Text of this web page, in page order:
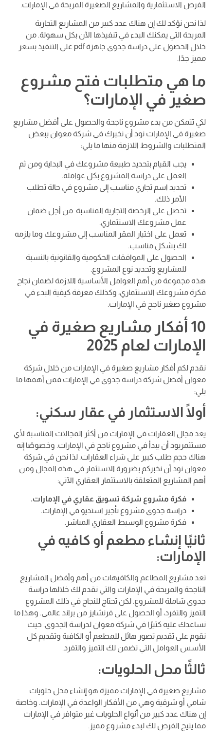
الفرص الاستثمارية والمشاريع الصغيرة المربحة في الإمارات.
لذا نحن نؤكد لك إن هناك عدد كبير من المشاريع التجارية
المربحة التي يمكنك البدء في تنفيذها الآن بكل سهولة. من
خلال الحصول على دراسة جدوى جاهزة pdf على التنفيذ بسعر
مميز جدًا.
ما هي متطلبات فتح مشروع
صغير في الإمارات؟
لكي تتمكن من بدء مشروع ناجحة والحصول على أفضل مشاريع
صغيرة في الإمارات نود أن نخبرك في شركة معوان ببعض
المتطلبات والشروط اللازمة منها ما يلي:
يجب القيام بتحديد طبيعة مشروعك في البداية ومن ثم
العمل على دراسة المشروع بكل عوامله.
تحديد اسم تجاري مناسب إلى مشروع في حالة تطلب
الأمر ذلك.
تحصل على الرخصة التجارية المناسبة من أجل ضمان
عمل مشروعك الاستثماري.
تعمل على اختيار المقر المناسب إلى مشروعك وما يلزمه
لك بشكل مناسب.
الحصول على الموافقات الحكومية والقانونية بالنسبة
للمشاريع وتحديد نوع المشروع.
هذه مجموعة من أهم العوامل الأساسية اللازمة لضمان نجاح
فكرة مشروعك الاستثماري، وكذلك معرفة كيفية البدء في
مشروع صغير ناجح في الإمارات.
10 أفكار مشاريع صغيرة في
الإمارات لعام 2025
نقدم لكم أفكار مشاريع صغيرة في الإمارات من خلال شركة
معوان أفضل شركة دراسة جدوى في الإمارات فمن أهمها ما
يلي:
أولًا الاستثمار في عقار سكني:
يعد مجال العقارات في الإمارات من أكثر المجالات المناسبة لأي
مستثمريود أن يبدأ في مشروع ناجح في الإمارات. وخصوصًا إنه
هناك حجم طلب كبير على شراء العقارات. لذا نحن في شركة
معوان نود أن نخبركم بضرورة الاستثمار في هذه المجال ومن
أهم المشاريع المتعلقة بالاستثمار العقاري الآتي:
فكرة مشروع شركة تسويق عقاري في الإمارات.
دراسة جدوى مشروع تأجير استديو في الإمارات.
فكرة مشروع الوسيط العقاري المباشر.
ثانيًا إنشاء مطعم أو كافيه في
الإمارات:
تعد مشاريع المطاعم والكافيهات من أهم وأفضل المشاريع
الناجحة والمربحة في الإمارات والتي نقدم لك خلالها دراسة
جدوى شاملة للمشروع. لكن تحتاج للنجاح في ذلك المشروع
التميز والتفرد، أو الحصول على فرنشايز من براند عالمي. وهذا ما
نساعدك عليه كثيرًا في شركة معوان لدراسة الجدوى. حيث
نقوم على تقديم تصور هائل للمطعم أو الكافية وتقديم كل
الأسس العوامل التي تضمن لك التميز والتفرد.
ثالثًا محل الحلويات:
مشاريع صغيرة في الإمارات مميزة هو إنشاء محل حلويات
شامي أو شرقية وهي من الأفكار الواعدة في الإمارات. وخاصة
إن هناك عدد كبير من أنواع الحلويات غير متوافر في الإمارات
مما يتيح الفرص لك لبدء مشروع مميز.